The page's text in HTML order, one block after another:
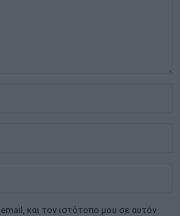
και τον ιστότοπο μου σε αυτόν